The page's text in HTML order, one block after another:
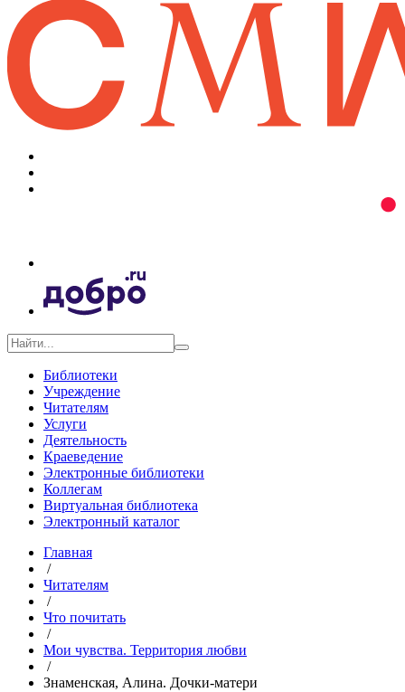
Библиотеки
Учреждение
Читателям
Услуги
Деятельность
Краеведение
Электронные библиотеки
Коллегам
Виртуальная библиотека
Электронный каталог
Главная
/
Читателям
/
Что почитать
/
Мои чувства. Территория любви
/
Знаменская, Алина. Дочки-матери